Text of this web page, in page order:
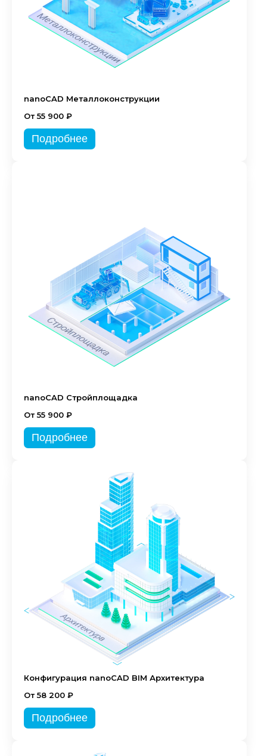
nanoCAD Металлоконструкции
От 55 900 ₽
Подробнее
nanoCAD Стройплощадка
От 55 900 ₽
Подробнее
Конфигурация nanoCAD BIM Архитектура
От 58 200 ₽
Подробнее